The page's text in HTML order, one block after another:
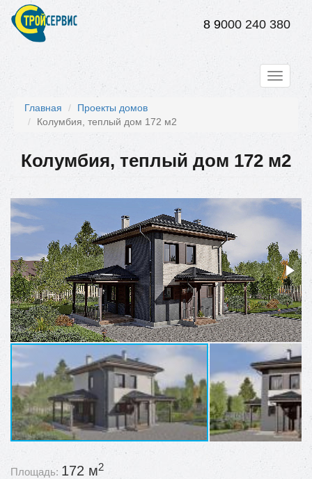
Перейти
основному
8 9000 240 380
Toggle
Главная
Проекты домов
Колумбия, теплый дом 172 м2
Колумбия, теплый дом 172 м2
Площадь: 172 м2